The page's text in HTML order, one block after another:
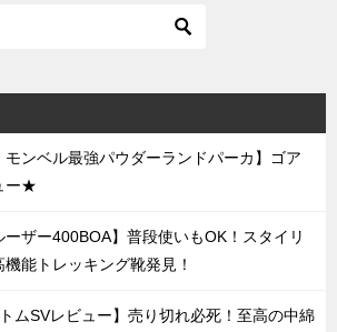
モンベル最強パウダーランドパーカ】ゴア
ー★
ーザー400BOA】普段使いもOK！スタイリ
能トレッキング靴発見！
トムSVレビュー】売り切れ必死！至高の中綿